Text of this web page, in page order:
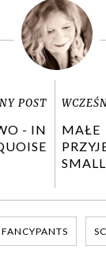
POST
- IN
MAŁE
FANCYPANTS